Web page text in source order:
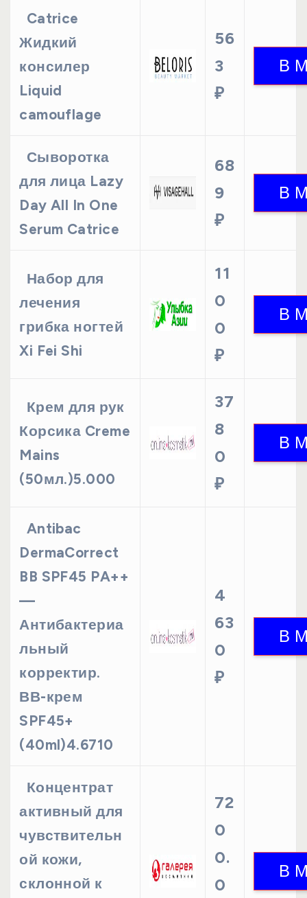
Catrice
Жидкий
консилер
Liquid
camouflage
56
3
₽
Сыворотка
для лица Lazy
Day All In One
Serum Catrice
68
9
₽
Набор для
лечения
грибка ногтей
Xi Fei Shi
11
0
0
₽
Крем для рук
Корсика Creme
Mains
(50мл.)5.000
37
8
0
₽
Antibac
DermaCorrect
BB SPF45 PA++
—
Антибактериа
льный
корректир.
ВВ-крем
SPF45+
(40ml)4.6710
4
63
0
₽
Концентрат
активный для
чувствительн
ой кожи,
склонной к
72
0
0.
0